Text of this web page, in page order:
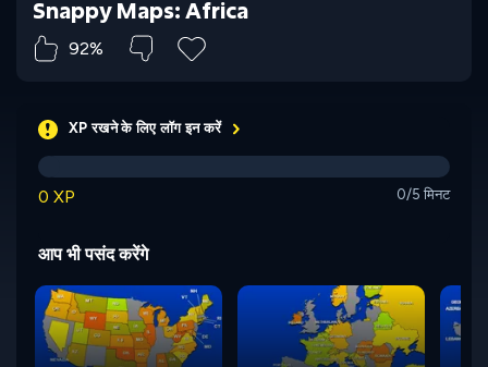
Snappy Maps: Africa
92%
XP रखने के लिए लॉग इन करें
0 XP 0/5 मिनट
आप भी पसंद करेंगे